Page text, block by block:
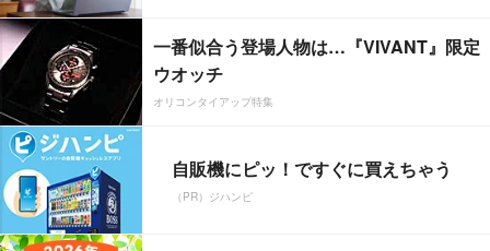
一番似合う登場人物は…『VIVANT』限定
ウオッチ
オリコンタイアップ特集
自販機にピッ！ですぐに買えちゃう
（PR）ジハンピ